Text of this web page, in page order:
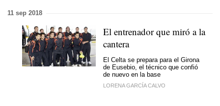
11 sep 2018
El entrenador que miró a la
cantera
El Celta se prepara para el Girona
de Eusebio, el técnico que confió
de nuevo en la base
LORENA GARCÍA CALVO